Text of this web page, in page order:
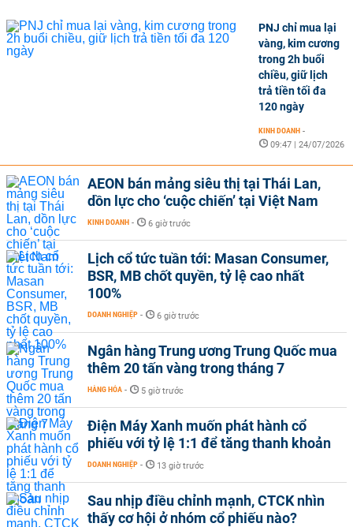
PNJ chỉ mua lại
vàng, kim cương
trong 2h buổi
chiều, giữ lịch
trả tiền tối đa
120 ngày
KINH DOANH -
09:47 | 24/07/2026
AEON bán mảng siêu thị tại Thái Lan,
dồn lực cho ‘cuộc chiến’ tại Việt Nam
KINH DOANH - 6 giờ trước
Lịch cổ tức tuần tới: Masan Consumer,
BSR, MB chốt quyền, tỷ lệ cao nhất
100%
DOANH NGHIỆP - 6 giờ trước
Ngân hàng Trung ương Trung Quốc mua
thêm 20 tấn vàng trong tháng 7
HÀNG HÓA - 5 giờ trước
Điện Máy Xanh muốn phát hành cổ
phiếu với tỷ lệ 1:1 để tăng thanh khoản
DOANH NGHIỆP - 13 giờ trước
Sau nhịp điều chỉnh mạnh, CTCK nhìn
thấy cơ hội ở nhóm cổ phiếu nào?